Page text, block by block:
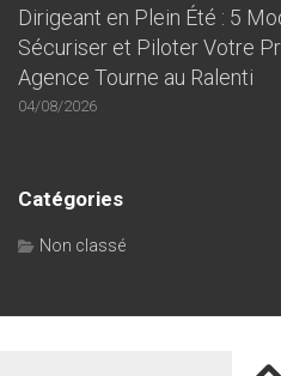
Dirigeant en Plein Été : 5
Sécuriser et Piloter Votre
Agence Tourne au Ralenti
04/08/2026
Catégories
Non classé